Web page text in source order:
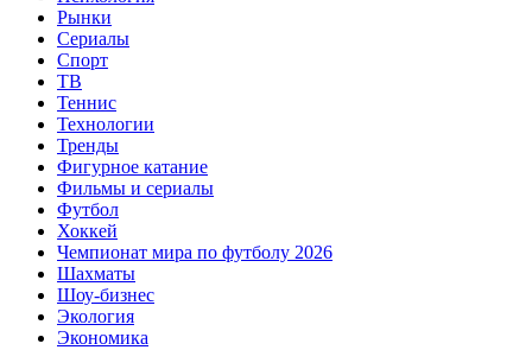
Рынки
Сериалы
Спорт
ТВ
Теннис
Технологии
Тренды
Фигурное катание
Фильмы и сериалы
Футбол
Хоккей
Чемпионат мира по футболу 2026
Шахматы
Шоу-бизнес
Экология
Экономика